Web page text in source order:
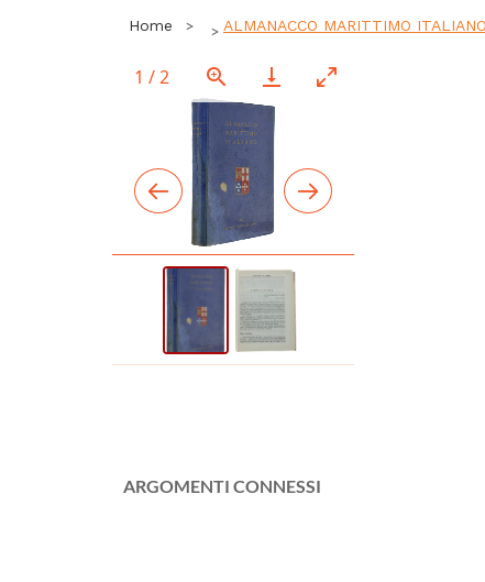
Home ALMANACCO MARITTIMO
1 /2
ARGOMENTI CONNESSI